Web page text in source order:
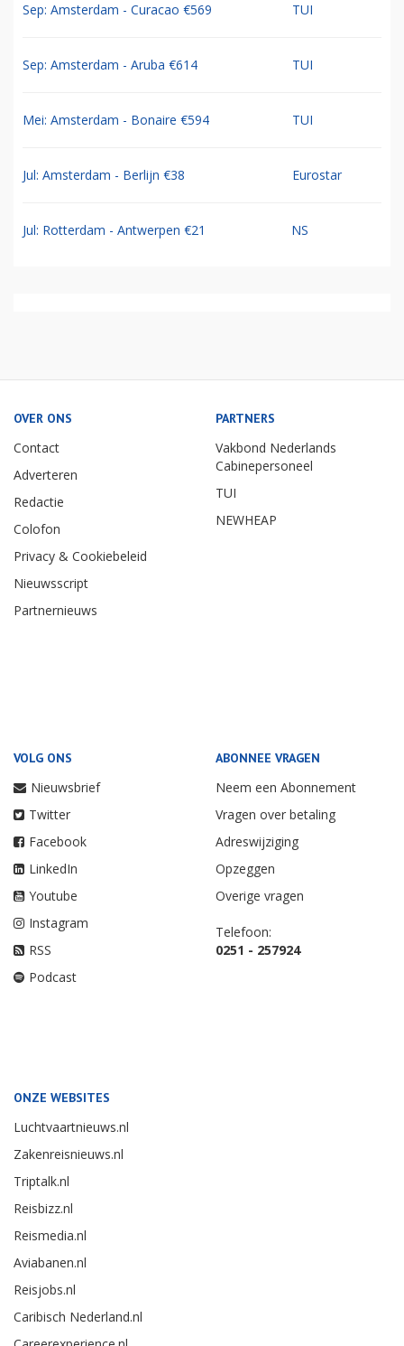
Sep: Amsterdam - Curacao €569 TUI
Sep: Amsterdam - Aruba €614 TUI
Mei: Amsterdam - Bonaire €594 TUI
Jul: Amsterdam - Berlijn €38 Eurostar
Jul: Rotterdam - Antwerpen €21 NS
OVER ONS
Contact
Adverteren
Redactie
Colofon
Privacy & Cookiebeleid
Nieuwsscript
Partnernieuws
PARTNERS
Vakbond Nederlands
Cabinepersoneel
TUI
NEWHEAP
VOLG ONS
Nieuwsbrief
Twitter
Facebook
LinkedIn
Youtube
Instagram
RSS
Podcast
ABONNEE VRAGEN
Neem een Abonnement
Vragen over betaling
Adreswijziging
Opzeggen
Overige vragen
Telefoon:
0251 - 257924
ONZE WEBSITES
Luchtvaartnieuws.nl
Zakenreisnieuws.nl
Triptalk.nl
Reisbizz.nl
Reismedia.nl
Aviabanen.nl
Reisjobs.nl
Caribisch Nederland.nl